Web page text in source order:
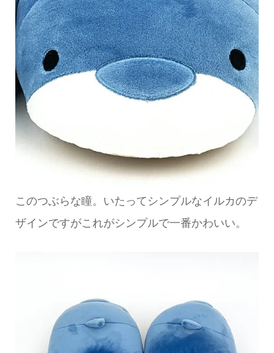
このつぶらな瞳。いたってシンプルなイルカのデ
ザインですがこれがシンプルで一番かわいい。